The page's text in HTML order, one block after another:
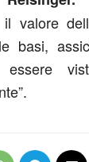
valore
basi,
essere